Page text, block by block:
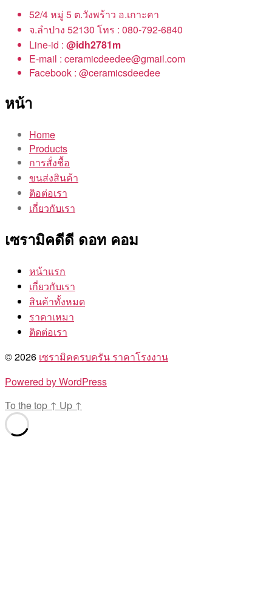
52/4 หมู่ 5 ต.วังพร้าว อ.เกาะคา
จ.ลำปาง 52130 โทร : 080-792-6840
Line-id : @idh2781m
E-mail : ceramicdeedee@gmail.com
Facebook : @ceramicsdeedee
หน้า
Home
Products
การสั่งชื้อ
ขนส่งสินค้า
ติอต่อเรา
เกี่ยวกับเรา
เซรามิคดีดี ดอท คอม
หน้าแรก
เกี่ยวกับเรา
สินค้าทั้งหมด
ราคาเหมา
ติดต่อเรา
© 2026 เซรามิคครบครัน ราคาโรงงาน
Powered by WordPress
To the top ↑ Up ↑